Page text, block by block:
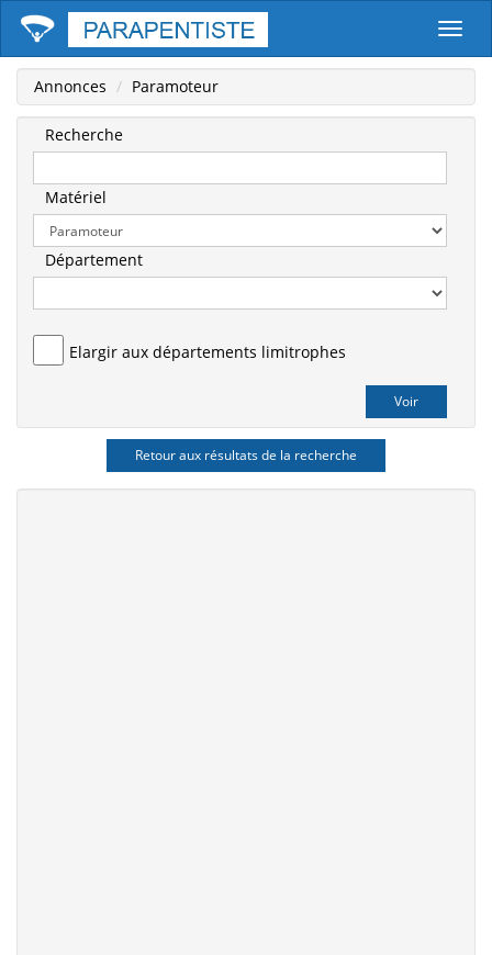
Annonces Paramoteur
Recherche
Matériel
Département
Elargir aux départements limitrophes
Retour aux résultats de la recherche